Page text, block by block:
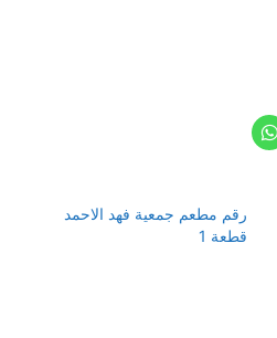
رقم مطعم جمعية فهد الاحمد
قطعة 1